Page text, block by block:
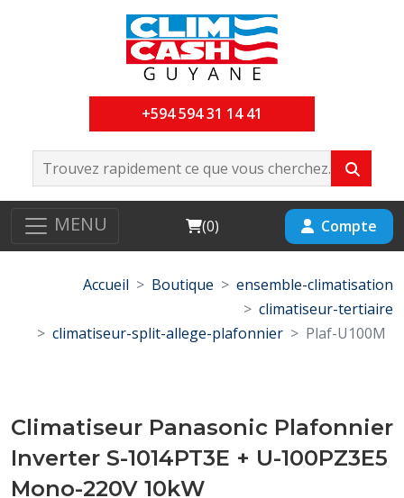
+594 594 31 14 41
MENU Cart
(0) Compte
Accueil Boutique
ensemble-climatisation
climatiseur-tertiaire
climatiseur-split-allege-plafonnier
Plaf-U100M
Climatiseur Panasonic Plafonnier
Inverter S-1014PT3E + U-100PZ3E5
Mono-220V 10kW